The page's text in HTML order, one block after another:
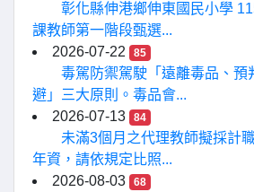
彰化縣伸港鄉伸東國民小學
課教師第一階段甄選...
2026-07-22
85
毒駕防禦駕駛「遠離毒品、預
避」三大原則。毒品會...
2026-07-13
84
未滿3個月之代理教師擬採計
年資，請依規定比照...
2026-08-03
68